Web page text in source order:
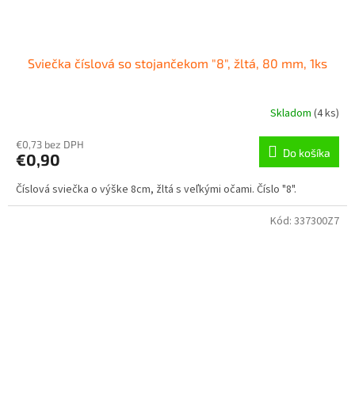
Sviečka číslová so stojančekom "8", žltá, 80 mm, 1ks
Skladom (4 ks)
€0,73 bez DPH
€0,90 Do košíka
Číslová sviečka o výške 8cm, žltá s veľkými očami. Číslo "8".
Kód: 337300Z7